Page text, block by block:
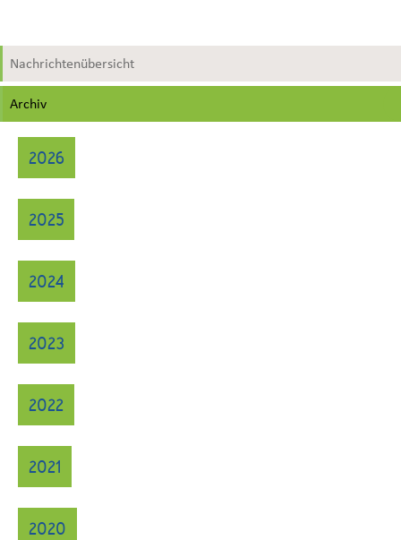
Nachrichtenübersicht
Archiv
2026
2025
2024
2023
2022
2021
2020